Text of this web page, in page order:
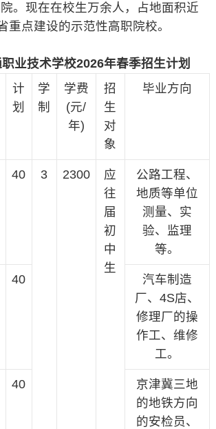
。现在在校生万余人，占地面积近
重点建设的示范性高职院校。
业技术学校2026年春季招生计划
计
划
学
制
学费
(元/
年)
招
生
对
象
毕业方向
40 3 2300
应
往
届
初
中
生
公路工程、
地质等单位
测量、实
验、监理
等。
40
汽车制造
厂、4S店、
修理厂的操
作工、维修
工。
40
京津冀三地
的地铁方向
的安检员、